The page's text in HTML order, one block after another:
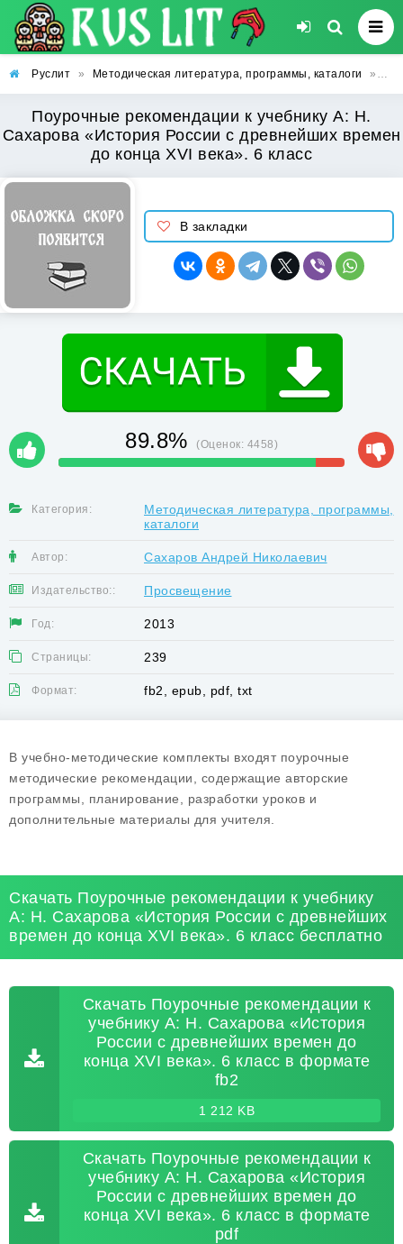
Руслит » Методическая литература, программы, каталоги »
Поурочные рекомендации к учебнику А: Н.
Сахарова «История России с древнейших времен
до конца XVI века». 6 класс
В закладки
89.8% (Оценок: 4458)
Категория:
Методическая литература, программы,
каталоги
Автор: Сахаров Андрей Николаевич
Издательство:: Просвещение
Год: 2013
Страницы: 239
Формат: fb2, epub, pdf, txt
В учебно-методические комплекты входят поурочные
методические рекомендации, содержащие авторские
программы, планирование, разработки уроков и
дополнительные материалы для учителя.
Скачать Поурочные рекомендации к учебнику
А: Н. Сахарова «История России с древнейших
времен до конца XVI века». 6 класс бесплатно
Скачать Поурочные рекомендации к
учебнику А: Н. Сахарова «История
России с древнейших времен до
конца XVI века». 6 класс в формате
fb2
1 212 KB
Скачать Поурочные рекомендации к
учебнику А: Н. Сахарова «История
России с древнейших времен до
конца XVI века». 6 класс в формате
pdf